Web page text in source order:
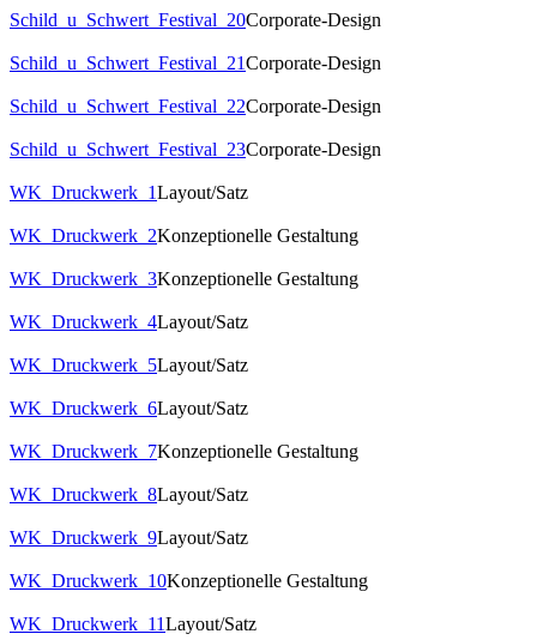
Schild_u_Schwert_Festival_20Corporate-Design
Schild_u_Schwert_Festival_21Corporate-Design
Schild_u_Schwert_Festival_22Corporate-Design
Schild_u_Schwert_Festival_23Corporate-Design
WK_Druckwerk_1Layout/Satz
WK_Druckwerk_2Konzeptionelle Gestaltung
WK_Druckwerk_3Konzeptionelle Gestaltung
WK_Druckwerk_4Layout/Satz
WK_Druckwerk_5Layout/Satz
WK_Druckwerk_6Layout/Satz
WK_Druckwerk_7Konzeptionelle Gestaltung
WK_Druckwerk_8Layout/Satz
WK_Druckwerk_9Layout/Satz
WK_Druckwerk_10Konzeptionelle Gestaltung
WK_Druckwerk_11Layout/Satz